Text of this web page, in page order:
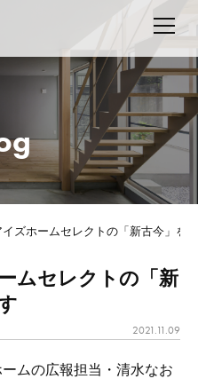
ズホームセレクトの「新古今」を
ムセレクトの「新
2021.11.09
ムの広報担当・清水なお